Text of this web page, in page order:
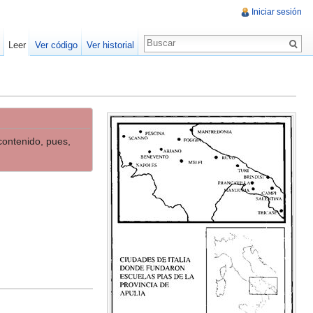
pues,
Iniciar sesión
Leer Ver código Ver historial